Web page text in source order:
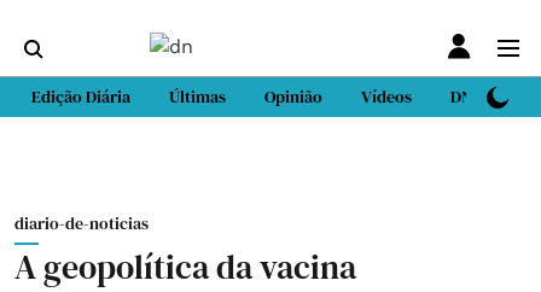
Edição Diária Últimas Opinião Vídeos DN Sport
diario-de-noticias
A geopolítica da vacina